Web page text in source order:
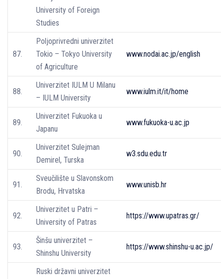
University of Foreign
Studies
87.
Poljoprivredni univerzitet
Tokio – Tokyo University
of Agriculture
www.nodai.ac.jp/english
88.
Univerzitet IULM U Milanu
– IULM University
www.iulm.it/it/home
89.
Univerzitet Fukuoka u
Japanu
www.fukuoka-u.ac.jp
90.
Univerzitet Sulejman
Demirel, Turska
w3.sdu.edu.tr
91.
Sveučilište u Slavonskom
Brodu, Hrvatska
www.unisb.hr
92.
Univerzitet u Patri –
University of Patras
https://www.upatras.gr/
93.
Šinšu univerzitet –
Shinshu University
https://www.shinshu-u.ac.jp/
Ruski državni univerzitet